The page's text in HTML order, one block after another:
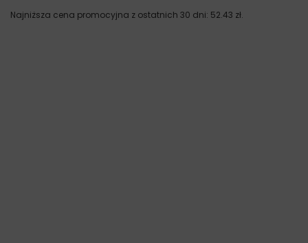
Najniższa cena promocyjna z ostatnich 30 dni: 52.43 zł.